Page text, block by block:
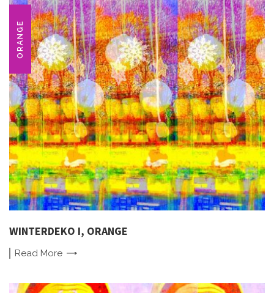
ORANGE
WINTERDEKO I, ORANGE
Read More